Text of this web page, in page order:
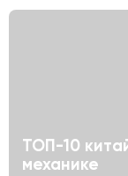
ТОП-10
механике